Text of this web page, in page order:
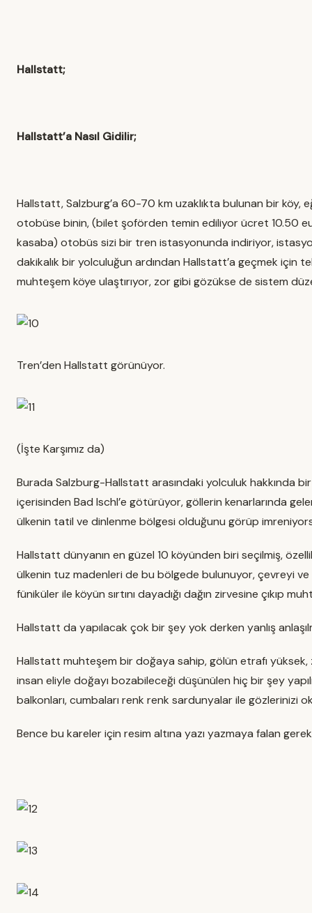
Hallstatt;
Hallstatt’a Nasıl Gidilir;
Hallstatt, Salzburg’a 60-70 km uzaklıkta bulunan bir köy,
otobüse binin, (bilet şoförden temin ediliyor ücret 10.50
kasaba) otobüs sizi bir tren istasyonunda indiriyor,
dakikalık bir yolculuğun ardından Hallstatt’a geçmek
muhteşem köye ulaştırıyor, zor gibi gözükse de sistem
Tren’den Hallstatt görünüyor.
(İşte Karşımız da)
Burada Salzburg-Hallstatt arasındaki yolculuk hakkında
içerisinden Bad Ischl’e götürüyor, göllerin kenarlarında
ülkenin tatil ve dinlenme bölgesi olduğunu görüp
Hallstatt dünyanın en güzel 10 köyünden biri seçilmiş,
ülkenin tuz madenleri de bu bölgede bulunuyor, çevreyi
füniküler ile köyün sırtını dayadığı dağın zirvesine çıkıp
Hallstatt da yapılacak çok bir şey yok derken yanlış
Hallstatt muhteşem bir doğaya sahip, gölün etrafı yüksek,
insan eliyle doğayı bozabileceği düşünülen hiç bir şey
balkonları, cumbaları renk renk sardunyalar ile gözlerinizi
Bence bu kareler için resim altına yazı yazmaya falan